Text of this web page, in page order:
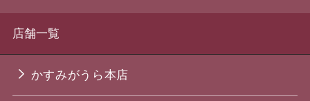
店舗一覧
かすみがうら本店